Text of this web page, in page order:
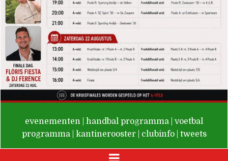
De Valken
evenementen handbal programma
voetbal
programma
kantinerooster clubinfo tweets